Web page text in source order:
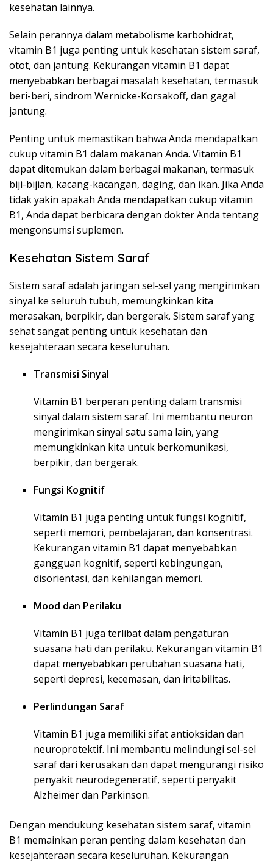
kesehatan lainnya.
Selain perannya dalam metabolisme karbohidrat,
vitamin B1 juga penting untuk kesehatan sistem saraf,
otot, dan jantung. Kekurangan vitamin B1 dapat
menyebabkan berbagai masalah kesehatan, termasuk
beri-beri, sindrom Wernicke-Korsakoff, dan gagal
jantung.
Penting untuk memastikan bahwa Anda mendapatkan
cukup vitamin B1 dalam makanan Anda. Vitamin B1
dapat ditemukan dalam berbagai makanan, termasuk
biji-bijian, kacang-kacangan, daging, dan ikan. Jika Anda
tidak yakin apakah Anda mendapatkan cukup vitamin
B1, Anda dapat berbicara dengan dokter Anda tentang
mengonsumsi suplemen.
Kesehatan Sistem Saraf
Sistem saraf adalah jaringan sel-sel yang mengirimkan
sinyal ke seluruh tubuh, memungkinkan kita
merasakan, berpikir, dan bergerak. Sistem saraf yang
sehat sangat penting untuk kesehatan dan
kesejahteraan secara keseluruhan.
Transmisi Sinyal
Vitamin B1 berperan penting dalam transmisi
sinyal dalam sistem saraf. Ini membantu neuron
mengirimkan sinyal satu sama lain, yang
memungkinkan kita untuk berkomunikasi,
berpikir, dan bergerak.
Fungsi Kognitif
Vitamin B1 juga penting untuk fungsi kognitif,
seperti memori, pembelajaran, dan konsentrasi.
Kekurangan vitamin B1 dapat menyebabkan
gangguan kognitif, seperti kebingungan,
disorientasi, dan kehilangan memori.
Mood dan Perilaku
Vitamin B1 juga terlibat dalam pengaturan
suasana hati dan perilaku. Kekurangan vitamin B1
dapat menyebabkan perubahan suasana hati,
seperti depresi, kecemasan, dan iritabilitas.
Perlindungan Saraf
Vitamin B1 juga memiliki sifat antioksidan dan
neuroprotektif. Ini membantu melindungi sel-sel
saraf dari kerusakan dan dapat mengurangi risiko
penyakit neurodegeneratif, seperti penyakit
Alzheimer dan Parkinson.
Dengan mendukung kesehatan sistem saraf, vitamin
B1 memainkan peran penting dalam kesehatan dan
kesejahteraan secara keseluruhan. Kekurangan